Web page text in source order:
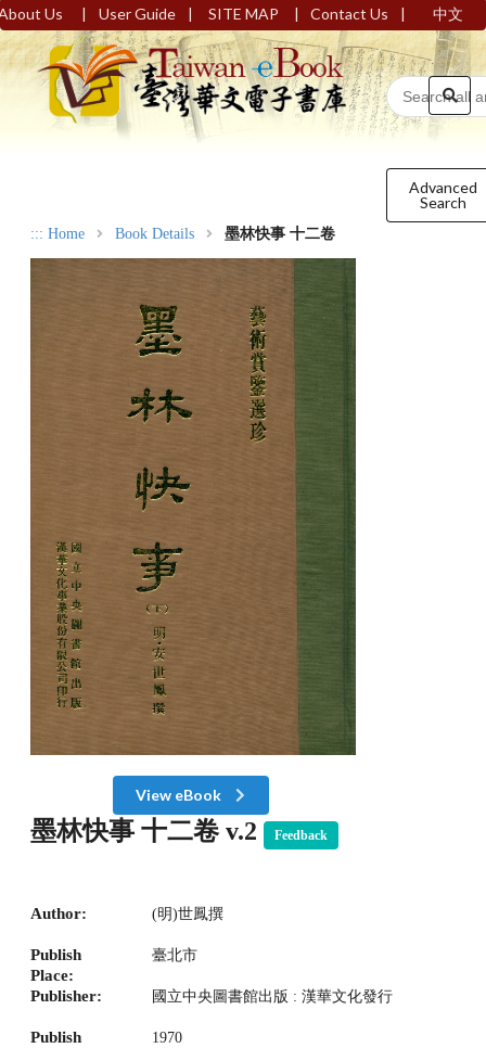
Us | User Guide | SITE MAP | Contact Us | 中文
Advanced
Search
::: Home Book Details 墨林快事 十二卷
View eBook
墨林快事 十二卷 v.2 Feedback
Author: (明)世鳳撰
Publish
Place:
臺北市
Publisher: 國立中央圖書館出版 : 漢華文化發行
Publish
1970